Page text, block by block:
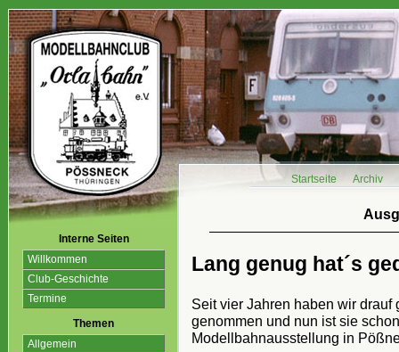
Startseite Archiv
Interne Seiten
Willkommen
Club-Geschichte
Termine
Themen
Allgemein
Lang genug hat´s
Seit vier Jahren haben wir
genommen und nun ist sie
Modellbahnausstellung in